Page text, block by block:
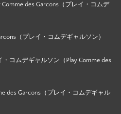
des Garcons（プレイ・コムデ
（プレイ・コムデギャルソン）
コムデギャルソン（Play Comme des
des Garcons（プレイ・コムデギャル